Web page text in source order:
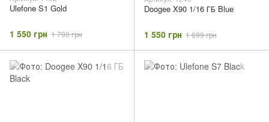
Ulefone S1 Gold
1 550 грн 1 700 грн
Doogee X90 1/16 ГБ Blue
1 550 грн 1 699 грн